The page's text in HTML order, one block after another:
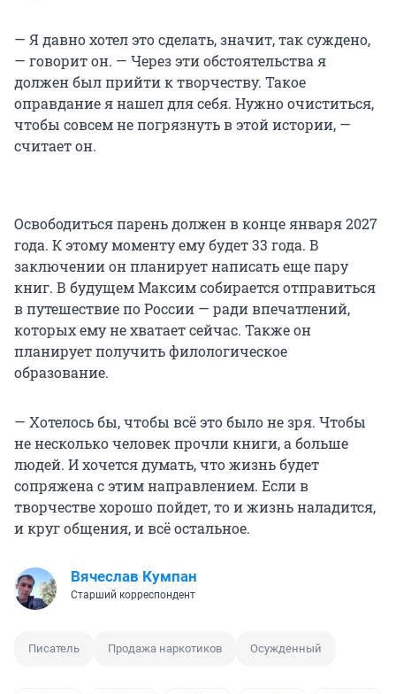
— Я давно хотел это сделать, значит, так суждено,
— говорит он. — Через эти обстоятельства я
должен был прийти к творчеству. Такое
оправдание я нашел для себя. Нужно очиститься,
чтобы совсем не погрязнуть в этой истории, —
считает он.
Освободиться парень должен в конце января 2027
года. К этому моменту ему будет 33 года. В
заключении он планирует написать еще пару
книг. В будущем Максим собирается отправиться
в путешествие по России — ради впечатлений,
которых ему не хватает сейчас. Также он
планирует получить филологическое
образование.
— Хотелось бы, чтобы всё это было не зря. Чтобы
не несколько человек прочли книги, а больше
людей. И хочется думать, что жизнь будет
сопряжена с этим направлением. Если в
творчестве хорошо пойдет, то и жизнь наладится,
и круг общения, и всё остальное.
Вячеслав Кумпан
Старший корреспондент
Писатель Продажа наркотиков Осужденный